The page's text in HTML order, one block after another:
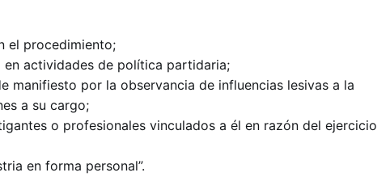
el procedimiento;
actividades de política partidaria;
manifiesto por la observancia de influencias lesivas a la
a su cargo;
o profesionales vinculados a él en razón del ejercicio
en forma personal”.